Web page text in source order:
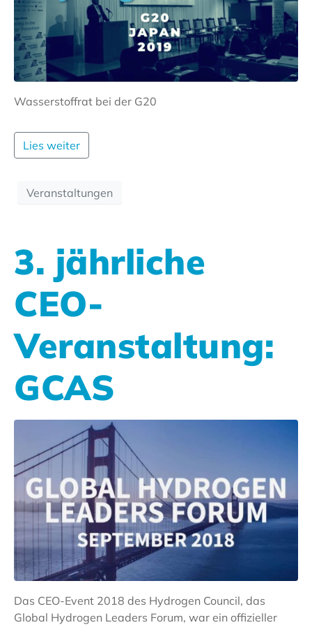
Wasserstoffrat bei der G20
Lies weiter
Veranstaltungen
3. jährliche
CEO-
Veranstaltung:
GCAS
Das CEO-Event 2018 des Hydrogen Council, das
Global Hydrogen Leaders Forum, war ein offizieller